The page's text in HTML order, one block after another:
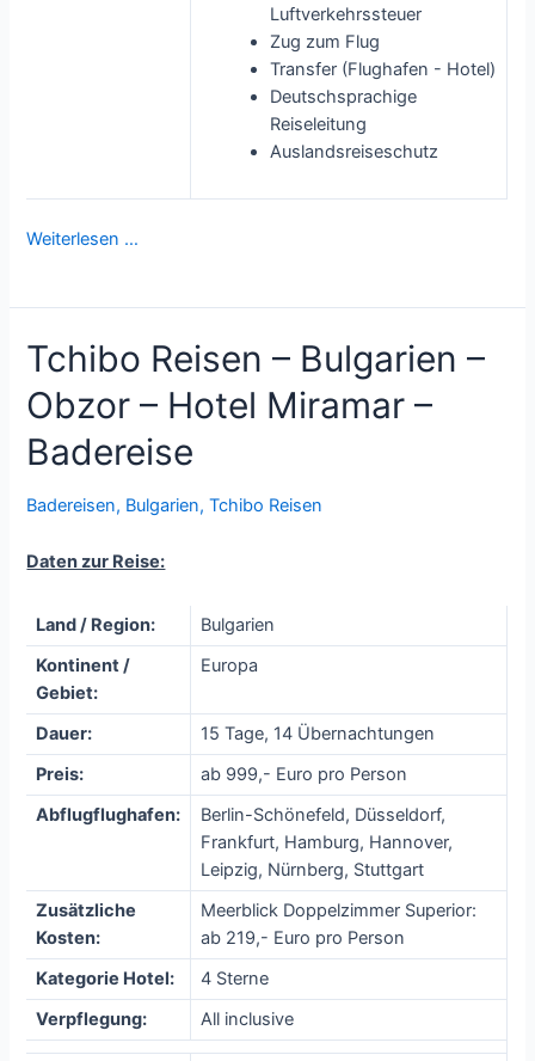
Luftverkehrssteuer
Zug zum Flug
Transfer (Flughafen - Hotel)
Deutschsprachige
Reiseleitung
Auslandsreiseschutz
Weiterlesen …
Tchibo Reisen – Bulgarien –
Obzor – Hotel Miramar –
Badereise
Badereisen, Bulgarien,Tchibo Reisen
Daten zur Reise:
Land / Region:
Bulgarien
Kontinent /
Gebiet:
Europa
Dauer:
15 Tage, 14 Übernachtungen
Preis:
ab 999,- Euro pro Person
Abflugflughafen:
Berlin-Schönefeld, Düsseldorf,
Frankfurt, Hamburg, Hannover,
Leipzig, Nürnberg, Stuttgart
Zusätzliche
Kosten:
Meerblick Doppelzimmer Superior:
ab 219,- Euro pro Person
Kategorie Hotel:
4 Sterne
Verpflegung:
All inclusive